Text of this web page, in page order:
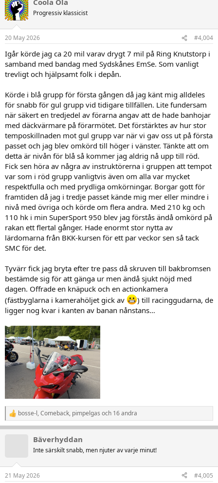
t
i
n
e
:
Progressiv klassicist
20 May 2026 #4,004
Igår körde jag ca 20 mil varav drygt 7 mil på Ring Knutstorp i
samband med bandag med Sydskånes EmSe. Som vanligt
trevligt och hjälpsamt folk i depån.
Körde i blå grupp för första gången då jag känt mig alldeles
för snabb för gul grupp vid tidigare tillfällen. Lite fundersam
när säkert en tredjedel av förarna angav att de hade banhojar
med däckvärmare på förarmötet. Det förstärktes av hur stor
temposkillnaden mot gul grupp var när vi gav oss ut på första
passet och jag blev omkörd till höger i vänster. Tänkte att om
detta är nivån för blå så kommer jag aldrig nå upp till röd.
Fick sen höra av några av instruktörerna i gruppen att tempot
var som i röd grupp vanligtvis även om alla var mycket
respektfulla och med prydliga omkörningar. Borgar gott för
framtiden då jag i tredje passet kände mig mer eller mindre i
nivå med övriga och körde om flera andra. Med 210 kg och
110 hk i min SuperSport 950 blev jag förstås ändå omkörd på
rakan ett flertal gånger. Hade enormt stor nytta av
lärdomarna från BKK-kursen för ett par veckor sen så tack
SMC för det.
Tyvärr fick jag bryta efter tre pass då skruven till bakbromsen
bestämde sig för att gänga ur men ändå sjukt nöjd med
dagen. Offrade en knäpuck och en actionkamera
(fästbyglarna i kamerahöljet gick av
) till racinggudarna, de
ligger nog kvar i kanten av banan nånstans…
R
e
e
bosse-l,Comeback, pimpelgas och 16 andra
Bäverhyddan
Inte särskilt snabb, men njuter av varje minut!
21 May 2026 #4,005